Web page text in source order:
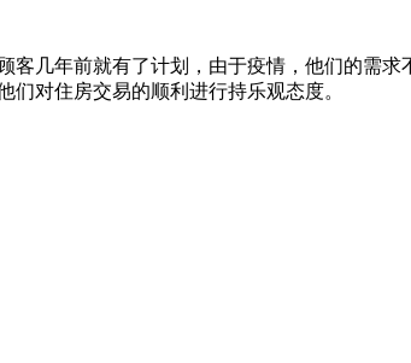
几年前就有了计划，由于疫情，他们的需
对住房交易的顺利进行持乐观态度。